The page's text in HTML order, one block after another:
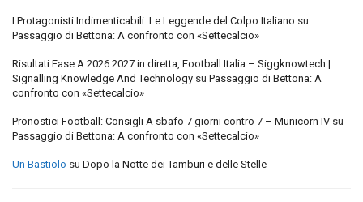
I Protagonisti Indimenticabili: Le Leggende del Colpo Italiano su
Passaggio di Bettona: A confronto con «Settecalcio»
Risultati Fase A 2026 2027 in diretta, Football Italia – Siggknowtech |
Signalling Knowledge And Technology su Passaggio di Bettona: A
confronto con «Settecalcio»
Pronostici Football: Consigli A sbafo 7 giorni contro 7 – Municorn IV su
Passaggio di Bettona: A confronto con «Settecalcio»
Un Bastiolo su Dopo la Notte dei Tamburi e delle Stelle